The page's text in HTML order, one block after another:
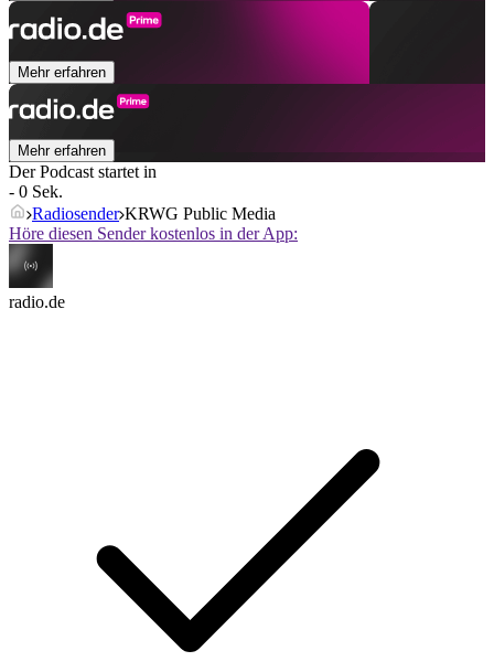
Mehr erfahren
Mehr erfahren
Der Podcast startet in
- 0 Sek.
Radiosender KRWG Public Media
Höre diesen Sender kostenlos in der App:
radio.de